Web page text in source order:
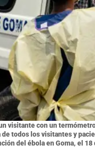
visitante con un
todos los visitantes y
del ébola en Goma, el 18